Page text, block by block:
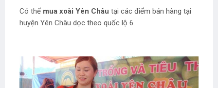
Có thể mua xoài Yên Châu tại các điểm bán hàng tại
huyện Yên Châu dọc theo quốc lộ 6.